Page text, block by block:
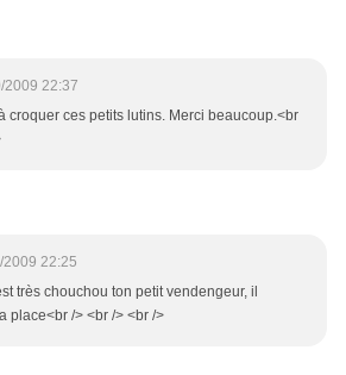
2009 22:37
croquer ces petits lutins. Merci beaucoup.<br
2009 22:25
très chouchou ton petit vendengeur, il
place<br /> <br /> <br />